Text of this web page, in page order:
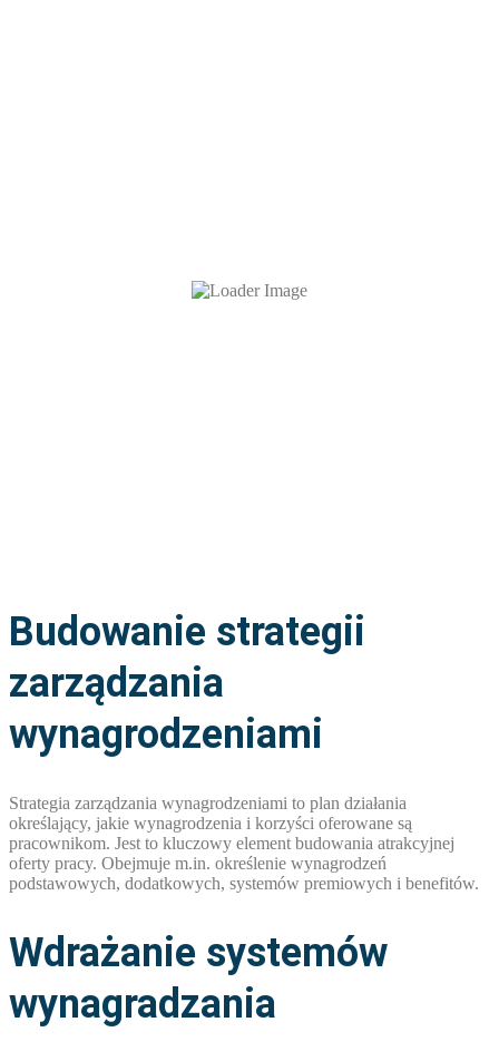
Budowanie strategii
zarządzania
wynagrodzeniami
Strategia zarządzania wynagrodzeniami to plan działania
określający, jakie wynagrodzenia i korzyści oferowane są
pracownikom. Jest to kluczowy element budowania atrakcyjnej
oferty pracy. Obejmuje m.in. określenie wynagrodzeń
podstawowych, dodatkowych, systemów premiowych i benefitów.
Wdrażanie systemów
wynagradzania